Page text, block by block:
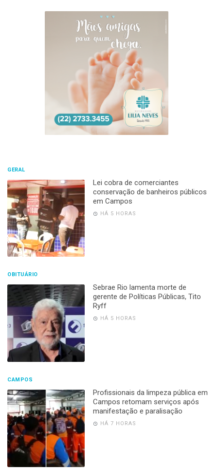
GERAL
Lei cobra de comerciantes
conservação de banheiros públicos
em Campos
HÁ 5 HORAS
OBITUÁRIO
Sebrae Rio lamenta morte de
gerente de Políticas Públicas, Tito
Ryff
HÁ 5 HORAS
CAMPOS
Profissionais da limpeza pública em
Campos retomam serviços após
manifestação e paralisação
HÁ 7 HORAS